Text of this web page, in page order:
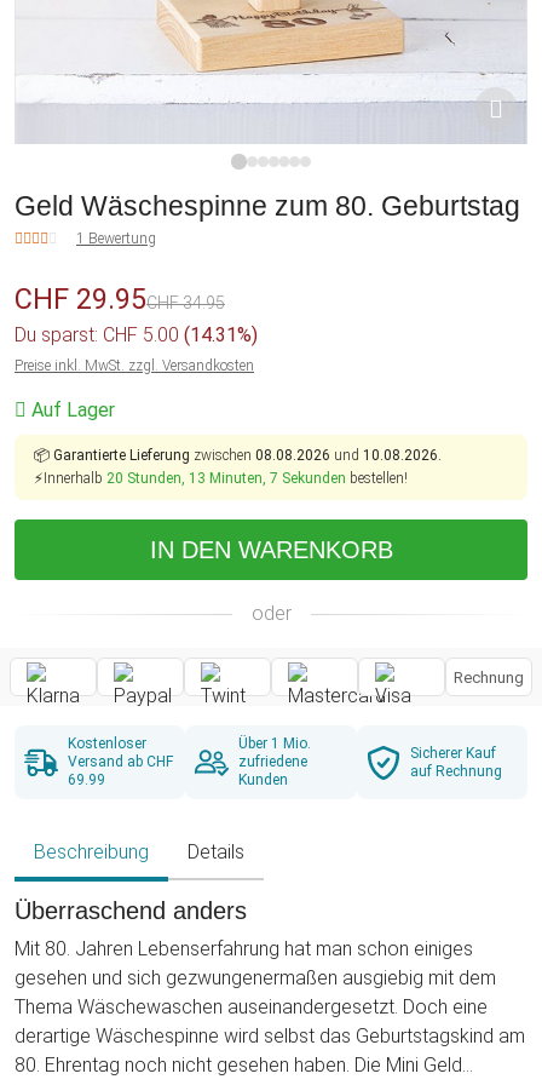
Geld Wäschespinne zum 80. Geburtstag
1 Bewertung
CHF 29.95CHF 34.95
Du sparst: CHF 5.00 (14.31%)
Preise inkl. MwSt. zzgl. Versandkosten
Auf Lager
📦 Garantierte Lieferung zwischen 08.08.2026 und 10.08.2026.
⚡Innerhalb 20 Stunden, 13 Minuten, 6 Sekunden bestellen!
IN DEN WARENKORB
oder
Rechnung
Kostenloser
Versand ab CHF
69.99
Über 1 Mio.
zufriedene
Kunden
Sicherer Kauf
auf Rechnung
Beschreibung Details
Überraschend anders
Mit 80. Jahren Lebenserfahrung hat man schon einiges
gesehen und sich gezwungenermaßen ausgiebig mit dem
Thema Wäschewaschen auseinandergesetzt. Doch eine
derartige Wäschespinne wird selbst das Geburtstagskind am
80. Ehrentag noch nicht gesehen haben. Die Mini Geld